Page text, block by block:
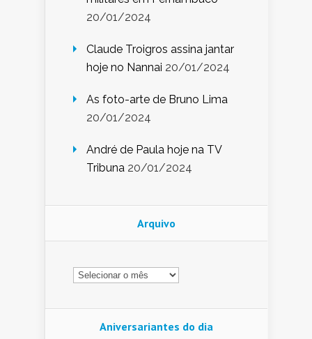
20/01/2024
Claude Troigros assina jantar
hoje no Nannai 20/01/2024
As foto-arte de Bruno Lima
20/01/2024
André de Paula hoje na TV
Tribuna 20/01/2024
Arquivo
Arquivo
Aniversariantes do dia